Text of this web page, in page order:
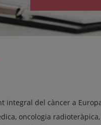
integral del càncer a
oncologia